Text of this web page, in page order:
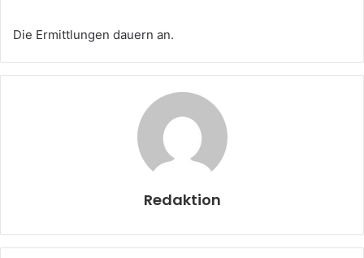
Die Ermittlungen dauern an.
Redaktion